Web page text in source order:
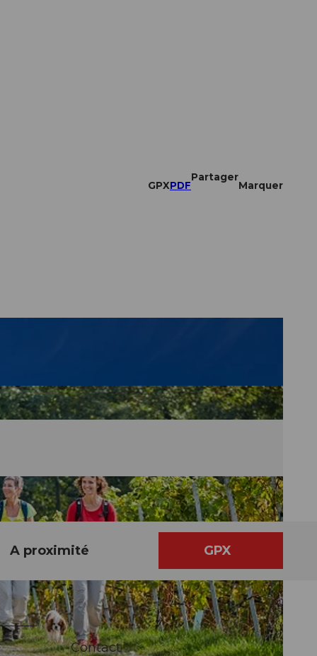
GPXPDF
Partager
Marquer
A proximité GPX
Contact